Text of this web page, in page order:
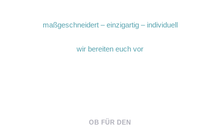
maßgeschneidert – einzigartig – individuell
wir bereiten euch vor
OB FÜR DEN